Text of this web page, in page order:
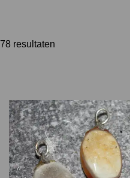
78 resultaten